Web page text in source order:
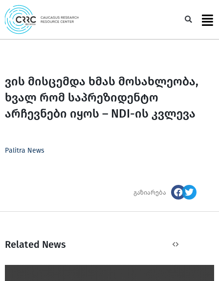
Skip
to
content
ვის მისცემდა ხმას მოსახლეობა,
ხვალ რომ საპრეზიდენტო
არჩევნები იყოს – NDI-ის კვლევა
Palitra News
გაზიარება
Related News